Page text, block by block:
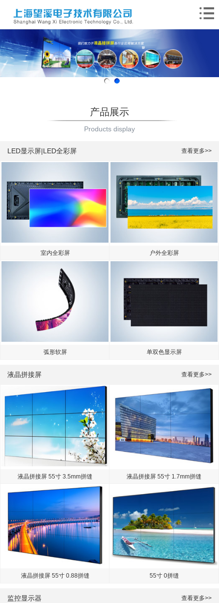
产品展示
Products display
LED显示屏|LED全彩屏 查看更多>>
室内全彩屏 户外全彩屏
弧形软屏 单双色显示屏
液晶拼接屏 查看更多>>
液晶拼接屏 55寸 3.5mm拼缝 液晶拼接屏 55寸 1.7mm拼缝
液晶拼接屏 55寸 0.88拼缝 55寸 0拼缝
监控显示器 查看更多>>